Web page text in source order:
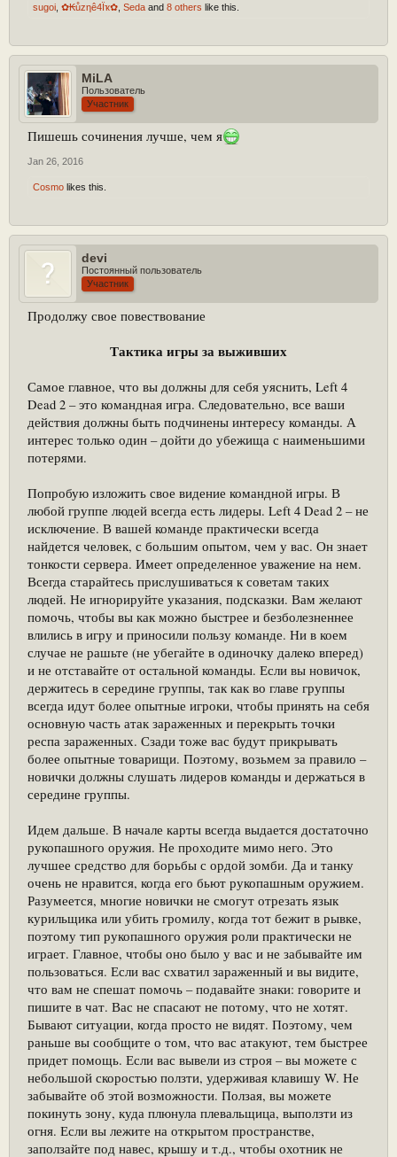
sugoi ✿₭ůzηê4Ïҡ✿ Seda and 8 others like this.
MiLA
Пользователь
Участник
Пишешь сочинения лучше, чем я
Jan 26, 2016
Cosmo likes this.
devi
Постоянный пользователь
Участник
Продолжу свое повествование
Тактика игры за выживших
Самое главное, что вы должны для себя уяснить, Left 4
Dead 2 – это командная игра. Следовательно, все ваши
действия должны быть подчинены интересу команды. А
интерес только один – дойти до убежища с наименьшими
потерями.
Попробую изложить свое видение командной игры. В
любой группе людей всегда есть лидеры. Left 4 Dead 2 – не
исключение. В вашей команде практически всегда
найдется человек, с большим опытом, чем у вас. Он знает
тонкости сервера. Имеет определенное уважение на нем.
Всегда старайтесь прислушиваться к советам таких
людей. Не игнорируйте указания, подсказки. Вам желают
помочь, чтобы вы как можно быстрее и безболезненнее
влились в игру и приносили пользу команде. Ни в коем
случае не рашьте (не убегайте в одиночку далеко вперед)
и не отставайте от остальной команды. Если вы новичок,
держитесь в середине группы, так как во главе группы
всегда идут более опытные игроки, чтобы принять на себя
основную часть атак зараженных и перекрыть точки
респа зараженных. Сзади тоже вас будут прикрывать
более опытные товарищи. Поэтому, возьмем за правило –
новички должны слушать лидеров команды и держаться в
середине группы.
Идем дальше. В начале карты всегда выдается достаточно
рукопашного оружия. Не проходите мимо него. Это
лучшее средство для борьбы с ордой зомби. Да и танку
очень не нравится, когда его бьют рукопашным оружием.
Разумеется, многие новички не смогут отрезать язык
курильщика или убить громилу, когда тот бежит в рывке,
поэтому тип рукопашного оружия роли практически не
играет. Главное, чтобы оно было у вас и не забывайте им
пользоваться. Если вас схватил зараженный и вы видите,
что вам не спешат помочь – подавайте знаки: говорите и
пишите в чат. Вас не спасают не потому, что не хотят.
Бывают ситуации, когда просто не видят. Поэтому, чем
раньше вы сообщите о том, что вас атакуют, тем быстрее
придет помощь. Если вас вывели из строя – вы можете с
небольшой скоростью ползти, удерживая клавишу W. Не
забывайте об этой возможности. Ползая, вы можете
покинуть зону, куда плюнула плевальщица, выползти из
огня. Если вы лежите на открытом пространстве,
заползайте под навес, крышу и т.д., чтобы охотник не